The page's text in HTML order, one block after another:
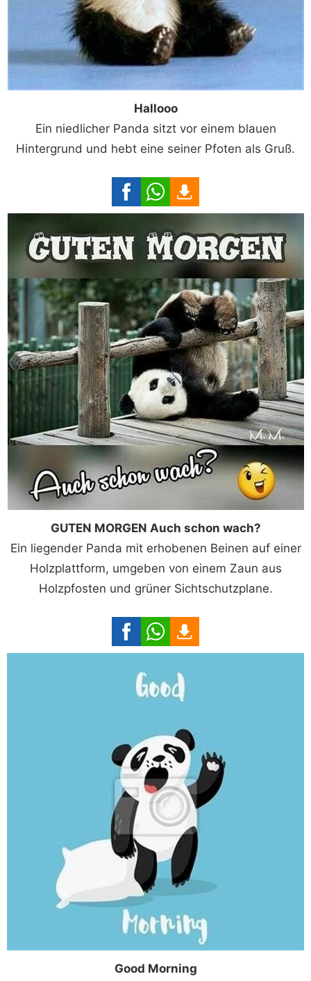
Hallooo
Ein niedlicher Panda sitzt vor einem blauen
Hintergrund und hebt eine seiner Pfoten als Gruß.
GUTEN MORGEN Auch schon wach?
Ein liegender Panda mit erhobenen Beinen auf einer
Holzplattform, umgeben von einem Zaun aus
Holzpfosten und grüner Sichtschutzplane.
Good Morning